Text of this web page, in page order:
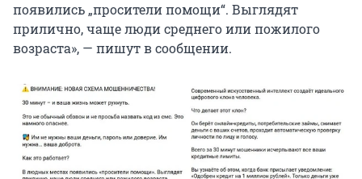
появились „просители помощи“. Выглядят
прилично, чаще люди среднего или пожилого
возраста», — пишут в сообщении.